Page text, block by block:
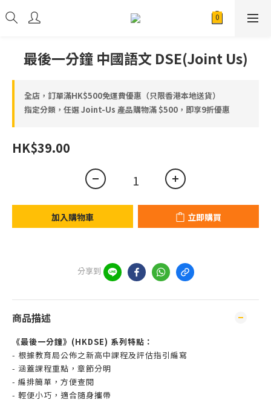
最後一分鐘 中國語文 DSE(Joint Us)
全店，訂單滿HK$500免運費優惠（只限香港本地送貨）
指定分類，任選 Joint-Us 產品⁠⁠購物滿 $500，即享9折優惠
HK$39.00
加入購物車 立即購買
分享到
商品描述
《最後一分鐘》(HKDSE) 系列特點：
- 根據教育局公佈之新高中課程及評估指引編寫
- 涵蓋課程重點，章節分明
- 編排簡單，方便查閱
- 輕便小巧，適合隨身攜帶